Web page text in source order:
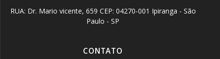
RUA: Dr. Mario vicente, 659 CEP: 04270-001 Ipiranga - São
Paulo - SP
CONTATO